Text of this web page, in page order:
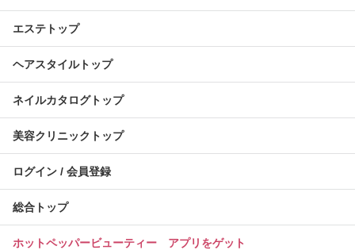
エステトップ
ヘアスタイルトップ
ネイルカタログトップ
美容クリニックトップ
ログイン / 会員登録
総合トップ
ホットペッパービューティー アプリをゲット